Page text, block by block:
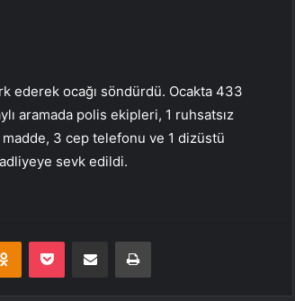
ederek ocağı söndürdü. Ocakta 433
aramada polis ekipleri, 1 ruhsatsız
3 cep telefonu ve 1 dizüstü
sevk edildi.
Odnoklassniki
Pocket E-Posta ile paylaş Yazdır